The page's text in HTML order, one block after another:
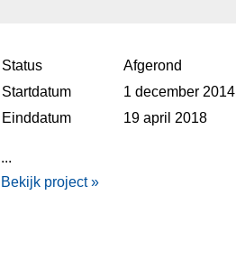
Status
Afgerond
Startdatum
1 december 2014
Einddatum
19 april 2018
...
Bekijk project »